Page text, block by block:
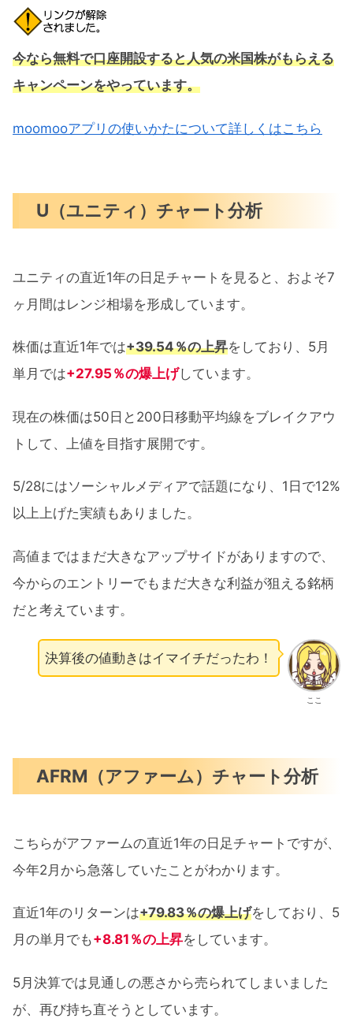
今なら無料で口座開設すると人気の米国株がもらえる
キャンペーンをやっています。
moomooアプリの使いかたについて詳しくはこちら
U（ユニティ）チャート分析
ユニティの直近1年の日足チャートを見ると、およそ7
ヶ月間はレンジ相場を形成しています。
株価は直近1年では+39.54％の上昇をしており、5月
単月では+27.95％の爆上げしています。
現在の株価は50日と200日移動平均線をブレイクアウ
トして、上値を目指す展開です。
5/28にはソーシャルメディアで話題になり、1日で12%
以上上げた実績もありました。
高値まではまだ大きなアップサイドがありますので、
今からのエントリーでもまだ大きな利益が狙える銘柄
だと考えています。
ここ
決算後の値動きはイマイチだったわ！
AFRM（アファーム）チャート分析
こちらがアファームの直近1年の日足チャートですが、
今年2月から急落していたことがわかります。
直近1年のリターンは+79.83％の爆上げをしており、5
月の単月でも+8.81％の上昇をしています。
5月決算では見通しの悪さから売られてしまいました
が、再び持ち直そうとしています。